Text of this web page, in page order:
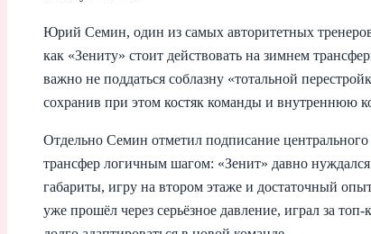
Юрий Семин, один из самых авторитетных тренеров
как «Зениту» стоит действовать на зимнем
важно не поддаться соблазну «тотальной
сохранив при этом костяк команды и внутреннюю
Отдельно Семин отметил подписание
трансфер логичным шагом: «Зенит» давно
габариты, игру на втором этаже и достаточный
уже прошёл через серьёзное давление, играл за